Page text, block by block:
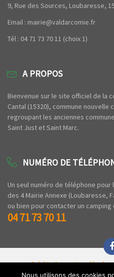
9, Rue des Sources, Loubaresse,
Email : mairie@valdarcomie.fr
Tél : 04 71 73 70 11 (choix 1)
A PROPOS
Bienvenue sur le site officiel de la
Cantal (15320), commune nouvelle
regroupant les anciennes
Saint Just et Saint Marc.
NUMÉRO DE
Un seul numéro de téléphone pour
des 4 Mairie Annexe (Loubaresse,
ou bien pour contacter un camping
04 71 73 70 11
Crédits & mentions légales
Nous utilisons des cookies